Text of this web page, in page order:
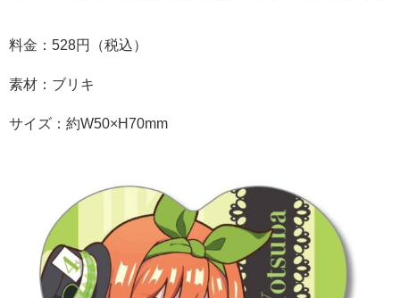
料金：528円（税込）
素材：ブリキ
サイズ：約W50×H70mm